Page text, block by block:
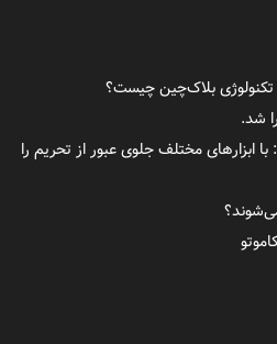
بلاک‌چین چیست؟
شد.
ابزارهای مختلف جلوی عبور از تحریم را